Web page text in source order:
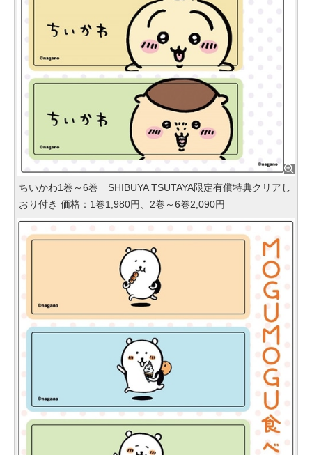
ちいかわ1巻～6巻 SHIBUYA TSUTAYA限定有償特典クリアし
おり付き 価格：1巻1,980円、2巻～6巻2,090円